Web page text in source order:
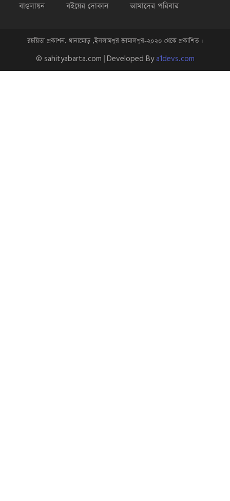
বাঙলায়ন
বইয়ের দোকান আমাদের পরিবার
রচয়িতা প্রকাশন, থানামোড় ,ইসলামপুর জামালপুর-২০২০ থেকে প্রকাশিত ।
© sahityabarta.com | Developed Bya1devs.com